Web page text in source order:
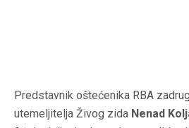
Predstavnik oštećenika RBA
utemeljitelja Živog zida Nenad